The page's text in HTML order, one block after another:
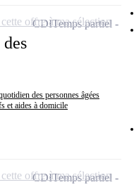
des personnes âgées
et aides à domicile
CDITemps partiel
offre à ma sélection
CDITemps partiel
offre à ma sélection